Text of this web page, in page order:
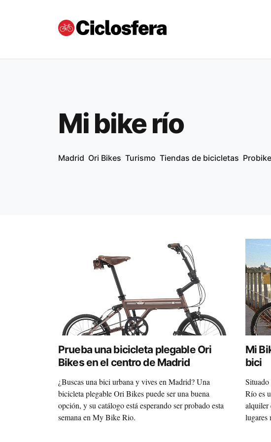
Mi bike río
Madrid Ori Bikes Turismo Tiendas de bicicletas Probike
Prueba una bicicleta plegable Ori
Bikes en el centro de Madrid
¿Buscas una bici urbana y vives en Madrid? Una
bicicleta plegable Ori Bikes puede ser una buena
opción, y su catálogo está esperando ser probado esta
semana en My Bike Rio.
Mi
bici
Río es
alquiler
lugares